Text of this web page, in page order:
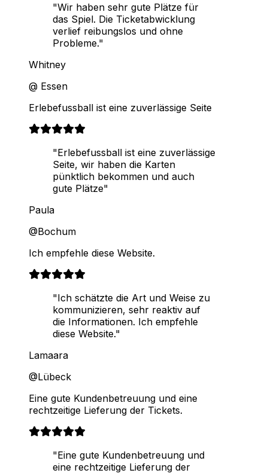
"Wir haben sehr gute Plätze für
das Spiel. Die Ticketabwicklung
verlief reibungslos und ohne
Probleme."
Whitney
@ Essen
Erlebefussball ist eine zuverlässige Seite
"Erlebefussball ist eine zuverlässige
Seite, wir haben die Karten
pünktlich bekommen und auch
gute Plätze"
Paula
@Bochum
Ich empfehle diese Website.
"Ich schätzte die Art und Weise zu
kommunizieren, sehr reaktiv auf
die Informationen. Ich empfehle
diese Website."
Lamaara
@Lübeck
Eine gute Kundenbetreuung und eine
rechtzeitige Lieferung der Tickets.
"Eine gute Kundenbetreuung und
eine rechtzeitige Lieferung der